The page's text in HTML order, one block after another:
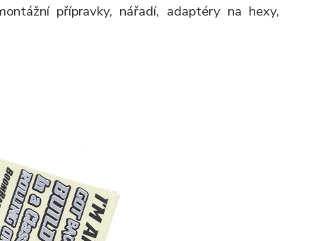
přípravky, nářadí, adaptéry na hexy,